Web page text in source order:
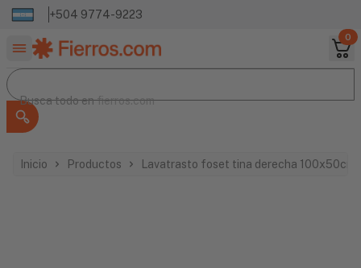
+504 9774-9223
0
Buscar productos
Busca todo en
Busca todo enfierros.com
Inicio Productos Lavatrasto foset tina derecha